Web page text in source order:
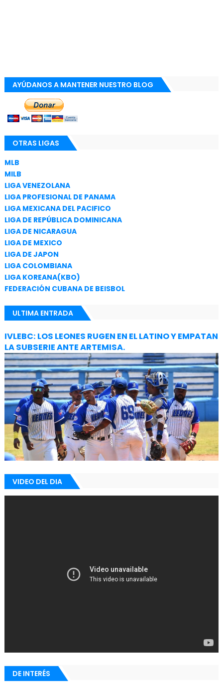
AYÚDANOS A MANTENER NUESTRO BLOG
OTRAS LIGAS
MLB
MILB
LIGA VENEZOLANA
LIGA PROFESIONAL DE PANAMA
LIGA MEXICANA DEL PACIFICO
LIGA DE REPÚBLICA DOMINICANA
LIGA DE NICARAGUA
LIGA DE MEXICO
LIGA DE JAPON
LIGA COLOMBIANA
LIGA KOREANA(KBO)
FEDERACIÓN CUBANA DE BEISBOL
ULTIMA ENTRADA
IVLEBC: LOS LEONES RUGEN EN EL LATINO Y EMPATAN
LA SUBSERIE ANTE ARTEMISA.
VIDEO DEL DIA
DE INTERÉS